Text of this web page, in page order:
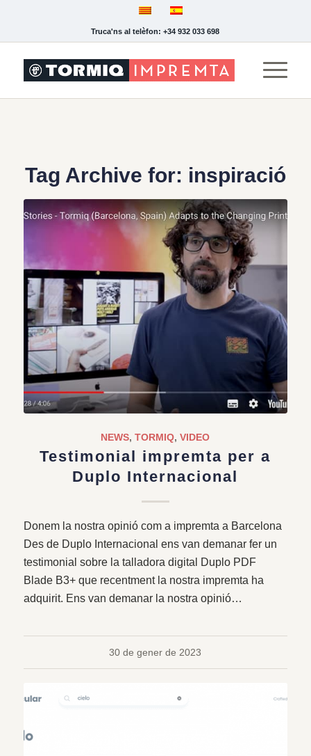
Truca'ns al telèfon: +34 932 033 698
Tag Archive for: inspiració
NEWS,TORMIQ,VIDEO
Testimonial impremta per a
Duplo Internacional
Donem la nostra opinió com a impremta a Barcelona
Des de Duplo Internacional ens van demanar fer un
testimonial sobre la talladora digital Duplo PDF
Blade B3+ que recentment la nostra impremta ha
adquirit. Ens van demanar la nostra opinió…
30 de gener de 2023